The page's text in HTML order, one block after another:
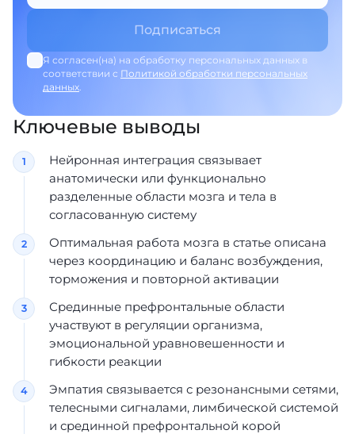
Я согласен(на) на обработку персональных данных в
соответствии с Политикой обработки персональных
данных.
Ключевые выводы
Нейронная интеграция связывает
анатомически или функционально
разделенные области мозга и тела в
согласованную систему
Оптимальная работа мозга в статье описана
через координацию и баланс возбуждения,
торможения и повторной активации
Срединные префронтальные области
участвуют в регуляции организма,
эмоциональной уравновешенности и
гибкости реакции
Эмпатия связывается с резонансными сетями,
телесными сигналами, лимбической системой
и срединной префронтальной корой